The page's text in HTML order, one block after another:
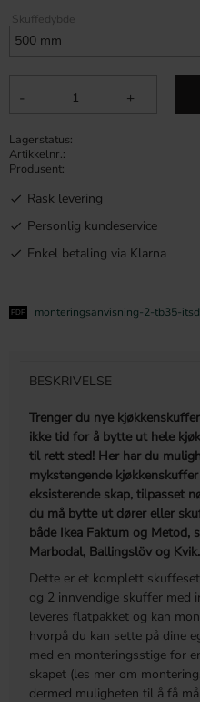
Skuffedybde
+
-
Lagerstatus
Artikkelnr.
Produsent
Rask levering
Personlig kundeservice
Enkel betaling via Klarna
monteringsanvisning-2-tb35-
BESKRIVELSE
Trenger du nye
ikke tid for å bytte ut hele
til rett sted! Her har du
mykstengende
eksisterende skap, tilpasset
du må bytte ut dører eller
både Ikea Faktum og Metod,
Marbodal, Ballingslöv og Kvik.
Dette er et komplett
og 2 innvendige skuffer med
leveres flatpakket og kan
hvorpå du kan sette på dine
med en monteringsstige for
skapet (les mer om
dermed muligheten til å få